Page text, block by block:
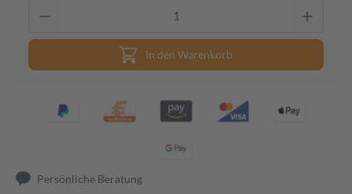
In den Warenkorb
Persönliche Beratung